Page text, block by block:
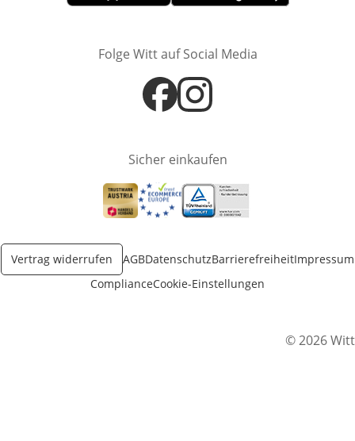
Öffnet in neuem FensterÖffnet in neuem Fenster
Folge Witt auf Social Media
Öffnet in neuem Fenster
Öffnet in neuem Fenster
Sicher einkaufen
Öffnet in neuem Fenster
Öffnet in neuem Fenster
Öffnet in neuem Fenster
Vertrag widerrufen AGBDatenschutzBarrierefreiheitImpressum
ComplianceCookie-Einstellungen
© 2026 Witt